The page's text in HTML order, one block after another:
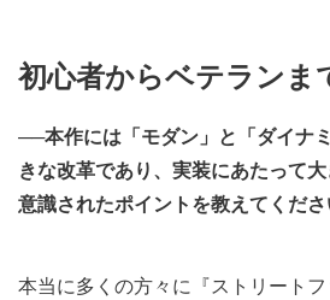
初心者からベテラン
──本作には「モダン」と「ダイナ
きな改革であり、実装にあたって
意識されたポイントを教えてくださ
本当に多くの方々に『ストリート